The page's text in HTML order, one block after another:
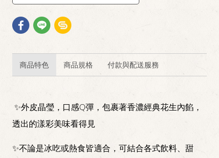
商品特色 商品規格 付款與配送服務
✨外皮晶瑩，口感Q彈，包裹著香濃經典花生內餡，
透出的漾彩美味看得見
✨不論是冰吃或熱食皆適合，可結合各式飲料、甜